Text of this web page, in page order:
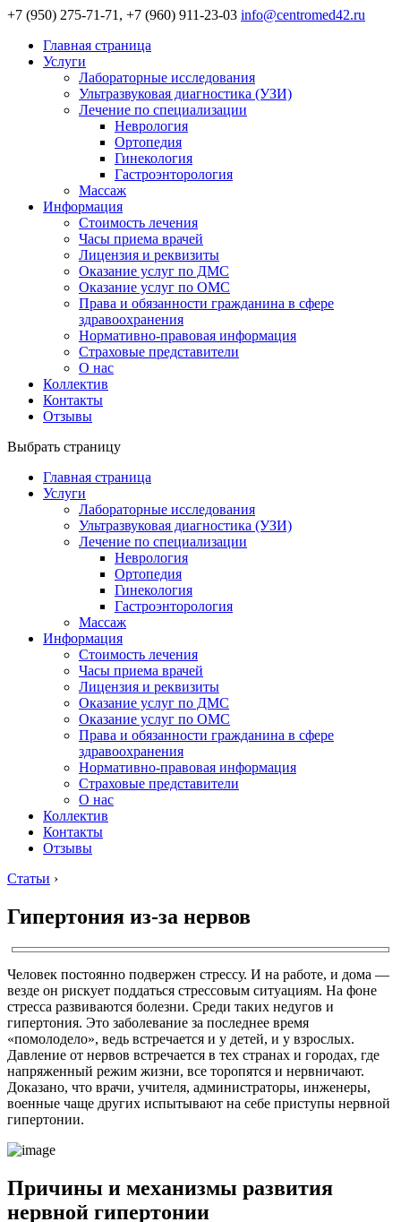
+7 (950) 275-71-71, +7 (960) 911-23-03 info@centromed42.ru
Главная страница
Услуги
Лабораторные исследования
Ультразвуковая диагностика (УЗИ)
Лечение по специализации
Неврология
Ортопедия
Гинекология
Гастроэнторология
Массаж
Информация
Стоимость лечения
Часы приема врачей
Лицензия и реквизиты
Оказание услуг по ДМС
Оказание услуг по ОМС
Права и обязанности гражданина в сфере
здравоохранения
Нормативно-правовая информация
Страховые представители
О нас
Коллектив
Контакты
Отзывы
Выбрать страницу
Главная страница
Услуги
Лабораторные исследования
Ультразвуковая диагностика (УЗИ)
Лечение по специализации
Неврология
Ортопедия
Гинекология
Гастроэнторология
Массаж
Информация
Стоимость лечения
Часы приема врачей
Лицензия и реквизиты
Оказание услуг по ДМС
Оказание услуг по ОМС
Права и обязанности гражданина в сфере
здравоохранения
Нормативно-правовая информация
Страховые представители
О нас
Коллектив
Контакты
Отзывы
Статьи ›
Гипертония из-за нервов
Человек постоянно подвержен стрессу. И на работе, и дома —
везде он рискует поддаться стрессовым ситуациям. На фоне
стресса развиваются болезни. Среди таких недугов и
гипертония. Это заболевание за последнее время
«помолодело», ведь встречается и у детей, и у взрослых.
Давление от нервов встречается в тех странах и городах, где
напряженный режим жизни, все торопятся и нервничают.
Доказано, что врачи, учителя, администраторы, инженеры,
военные чаще других испытывают на себе приступы нервной
гипертонии.
Причины и механизмы развития
нервной гипертонии